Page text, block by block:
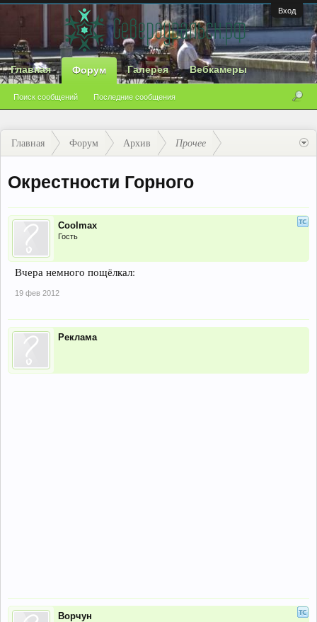
Вход
Главная Форум
Поиск сообщений Последние сообщения
Галерея Вебкамеры
Главная Форум Архив Прочее
Окрестности Горного
Coolmax
Гость
Вчера немного пощёлкал:
19 фев 2012
Реклама
Ворчун